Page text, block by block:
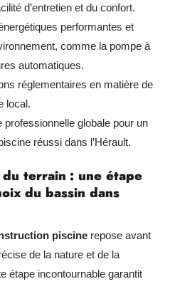
d’entretien et du confort.
performantes et
comme la pompe à
automatiques.
réglementaires en matière de
local.
professionnelle globale pour un
réussi dans l’Hérault.
terrain : une étape
du bassin dans
piscine repose avant
de la nature et de la
étape incontournable garantit